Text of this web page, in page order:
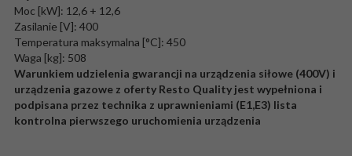
Moc [kW]: 12,6 + 12,6
Zasilanie [V]: 400
Temperatura maksymalna [°C]: 450
Waga [kg]: 508
Warunkiem udzielenia gwarancji na urządzenia siłowe (400V) i
urządzenia gazowe z oferty Resto Quality jest wypełniona i
podpisana przez technika z uprawnieniami (E1,E3) lista
kontrolna pierwszego uruchomienia urządzenia